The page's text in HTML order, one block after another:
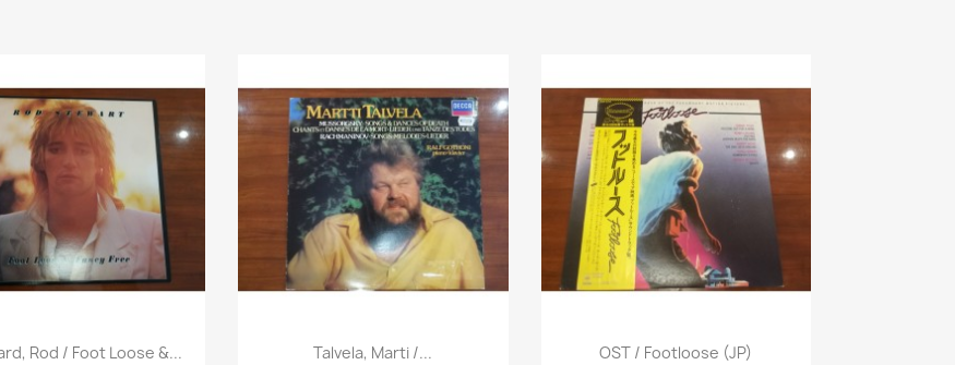
Быстрый просмотр
Rod / Foot Loose &... Быстрый просмотр
Talvela, Marti /... Быстрый просмотр
OST / Footloose (JP)